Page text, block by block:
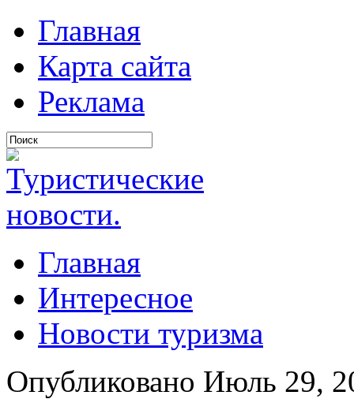
Главная
Карта сайта
Реклама
Главная
Интересное
Новости туризма
Опубликовано Июль 29,